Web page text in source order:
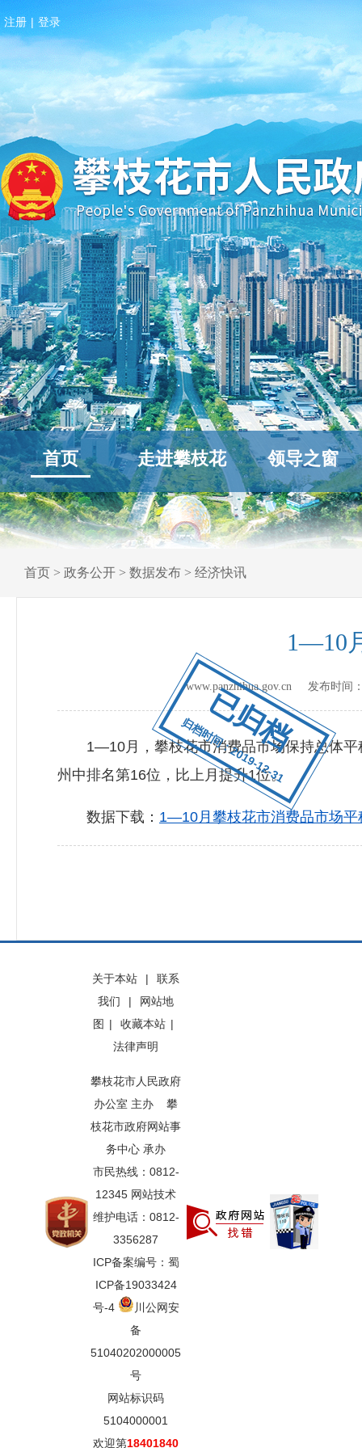
已归档
归档时间：2019-12-31
注册 | 登录
首页 走进攀枝花 领导之窗
首页 > 政务公开 > 数据发布 > 经济快讯
1—10
www.panzhihua.gov.cn 发布时间
1—10月，攀枝花市消费品市场保持总体平
州中排名第16位，比上月提升1位。
数据下载： 1—10月攀枝花市消费品市场平
关于本站 |
联系
我们
|
网站地
图 | 收藏本站 |
法律声明
攀枝花市人民政府
办公室 主办 攀
枝花市政府网站事
务中心 承办
市民热线：0812-
12345 网站技术
维护电话：0812-
3356287
ICP备案编号：蜀
ICP备19033424
号-4
川公网安
备
51040202000005
号
网站标识码
5104000001
欢迎第18401840